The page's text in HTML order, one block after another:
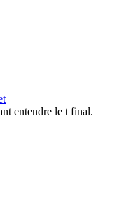
entendre le t final.